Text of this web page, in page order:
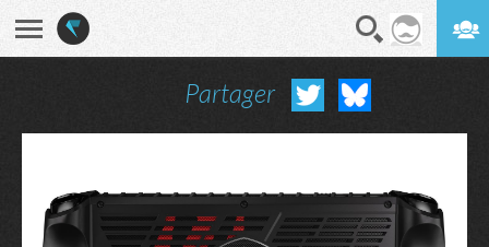
Partager